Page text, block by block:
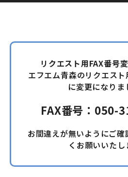
リクエスト用FAX番号
エフエム青森のリクエス
に変更になりま
FAX番号：050-
お間違えが無いようにご確
くお願いいたし